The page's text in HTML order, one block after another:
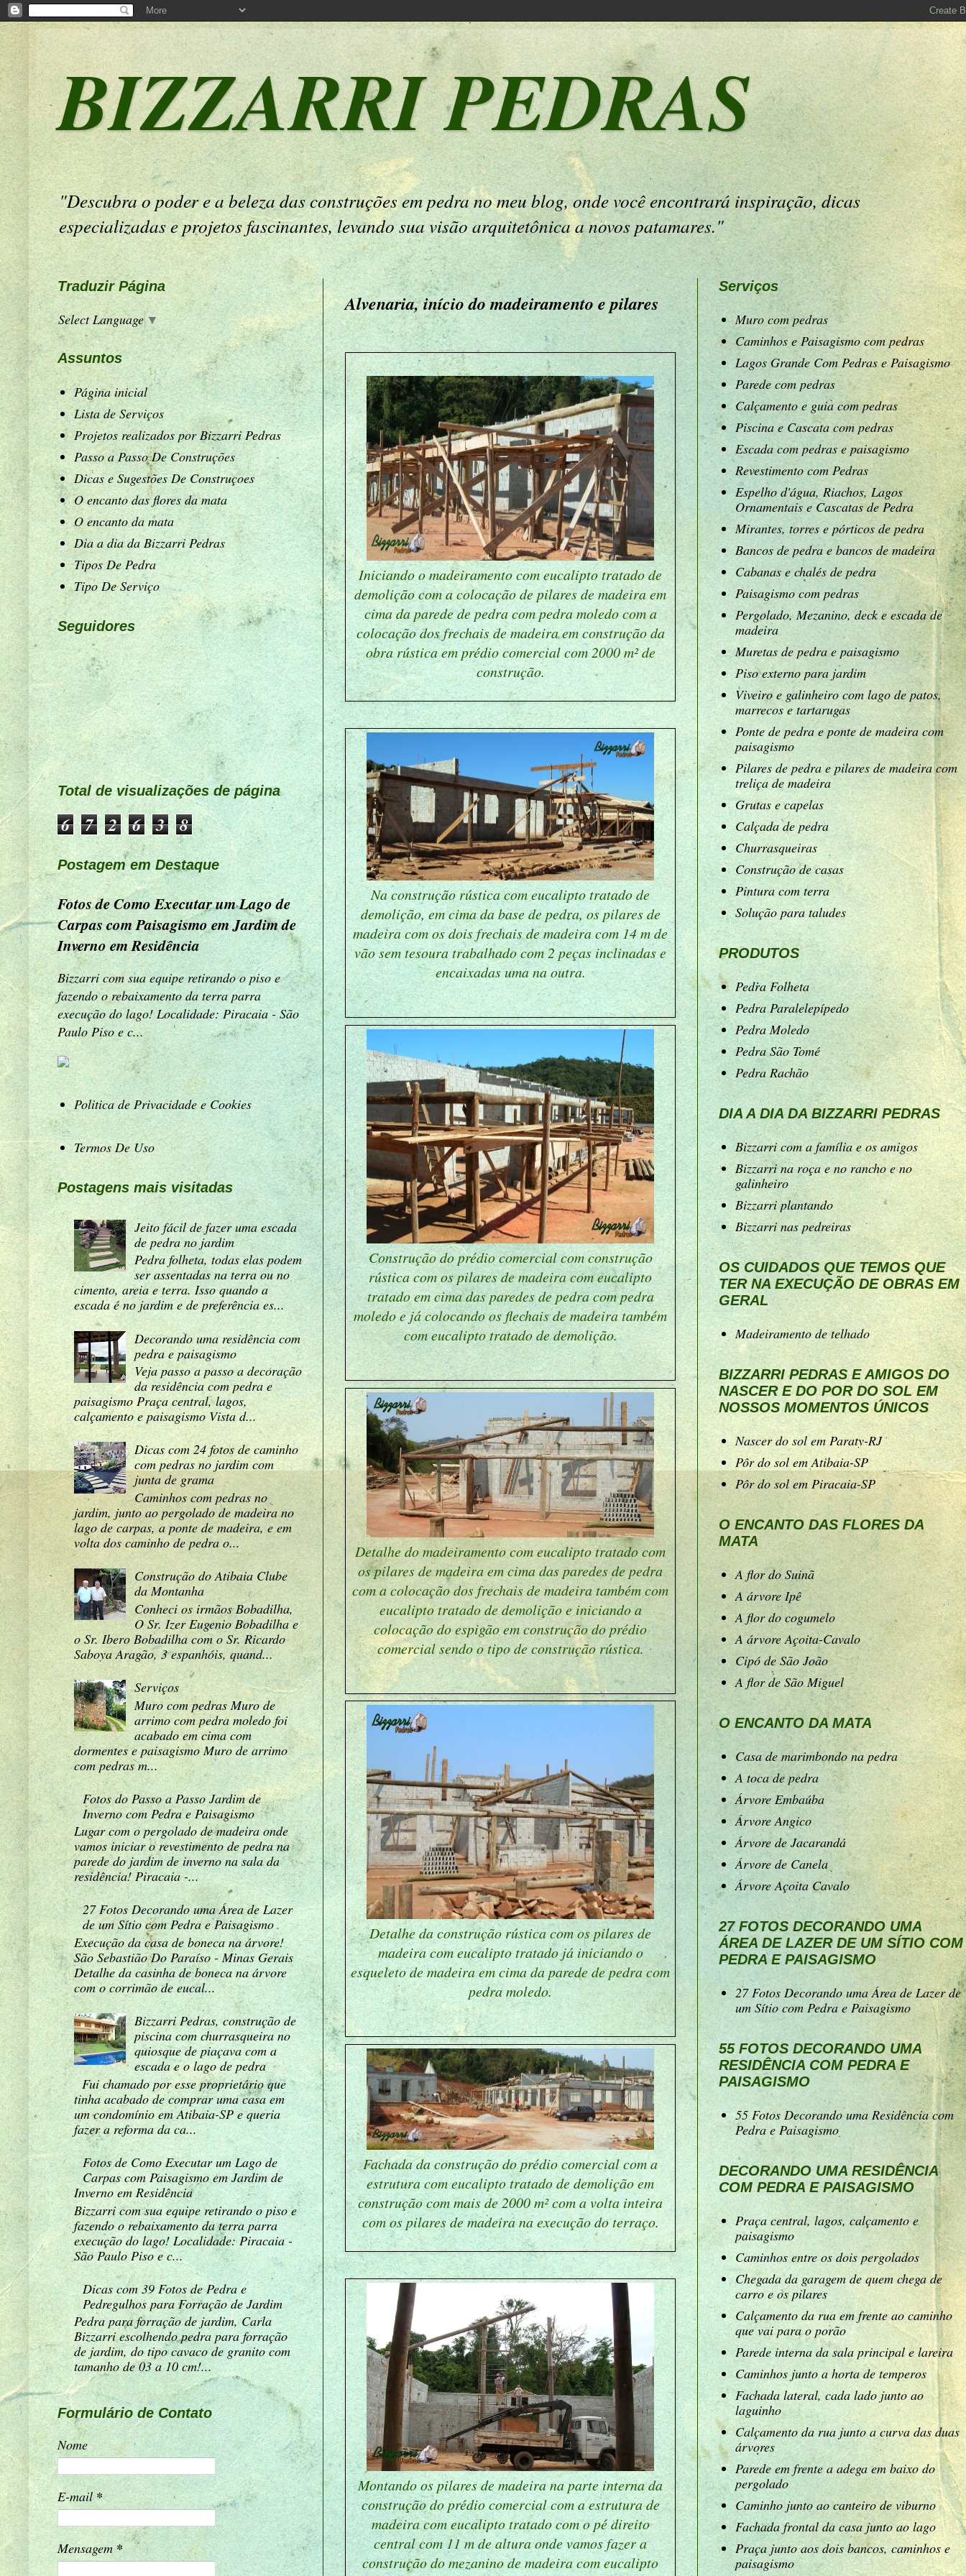
BIZZARRI PEDRAS
"Descubra o poder e a beleza das construções em pedra no meu blog, onde você encontrará inspiração, dicas
especializadas e projetos fascinantes, levando sua visão arquitetônica a novos patamares."
Alvenaria, início do madeiramento e pilares
Iniciando o madeiramento com eucalipto tratado de
demolição com a colocação de pilares de madeira em
cima da parede de pedra com pedra moledo com a
colocação dos frechais de madeira em construção da
obra rústica em prédio comercial com 2000 m² de
construção.
Na construção rústica com eucalipto tratado de
demolição, em cima da base de pedra, os pilares de
madeira com os dois frechais de madeira com 14 m de
vão sem tesoura trabalhado com 2 peças inclinadas e
encaixadas uma na outra.
Construção do prédio comercial com construção
rústica com os pilares de madeira com eucalipto
tratado em cima das paredes de pedra com pedra
moledo e já colocando os flechais de madeira também
com eucalipto tratado de demolição.
Detalhe do madeiramento com eucalipto tratado com
os pilares de madeira em cima das paredes de pedra
com a colocação dos frechais de madeira também com
eucalipto tratado de demolição e iniciando a
colocação do espigão em construção do prédio
comercial sendo o tipo de construção rústica.
Detalhe da construção rústica com os pilares de
madeira com eucalipto tratado já iniciando o
esqueleto de madeira em cima da parede de pedra com
pedra moledo.
Fachada da construção do prédio comercial com a
estrutura com eucalipto tratado de demolição em
construção com mais de 2000 m² com a volta inteira
com os pilares de madeira na execução do terraço.
Montando os pilares de madeira na parte interna da
construção do prédio comercial com a estrutura de
madeira com eucalipto tratado com o pé direito
central com 11 m de altura onde vamos fazer a
construção do mezanino de madeira com eucalipto
Traduzir Página
Select Language▼
Assuntos
Página inicial
Lista de Serviços
Projetos realizados por Bizzarri Pedras
Passo a Passo De Construções
Dicas e Sugestões De Construçoes
O encanto das flores da mata
O encanto da mata
Dia a dia da Bizzarri Pedras
Tipos De Pedra
Tipo De Serviço
Seguidores
Total de visualizações de página
6 7 2 6 3 8
Postagem em Destaque
Fotos de Como Executar um Lago de
Carpas com Paisagismo em Jardim de
Inverno em Residência
Bizzarri com sua equipe retirando o piso e
fazendo o rebaixamento da terra parra
execução do lago! Localidade: Piracaia - São
Paulo Piso e c...
Politica de Privacidade e Cookies
Termos De Uso
Postagens mais visitadas
Jeito fácil de fazer uma escada
de pedra no jardim
Pedra folheta, todas elas podem
ser assentadas na terra ou no
cimento, areia e terra. Isso quando a
escada é no jardim e de preferência es...
Decorando uma residência com
pedra e paisagismo
Veja passo a passo a decoração
da residência com pedra e
paisagismo Praça central, lagos,
calçamento e paisagismo Vista d...
Dicas com 24 fotos de caminho
com pedras no jardim com
junta de grama
Caminhos com pedras no
jardim, junto ao pergolado de madeira no
lago de carpas, a ponte de madeira, e em
volta dos caminho de pedra o...
Construção do Atibaia Clube
da Montanha
Conheci os irmãos Bobadilha,
O Sr. Izer Eugenio Bobadilha e
o Sr. Ibero Bobadilha com o Sr. Ricardo
Saboya Aragão, 3 espanhóis, quand...
Serviços
Muro com pedras Muro de
arrimo com pedra moledo foi
acabado em cima com
dormentes e paisagismo Muro de arrimo
com pedras m...
Fotos do Passo a Passo Jardim de
Inverno com Pedra e Paisagismo
Lugar com o pergolado de madeira onde
vamos iniciar o revestimento de pedra na
parede do jardim de inverno na sala da
residência! Piracaia -...
27 Fotos Decorando uma Área de Lazer
de um Sítio com Pedra e Paisagismo
Execução da casa de boneca na árvore!
São Sebastião Do Paraíso - Minas Gerais
Detalhe da casinha de boneca na árvore
com o corrimão de eucal...
Bizzarri Pedras, construção de
piscina com churrasqueira no
quiosque de piaçava com a
escada e o lago de pedra
Fui chamado por esse proprietário que
tinha acabado de comprar uma casa em
um condomínio em Atibaia-SP e queria
fazer a reforma da ca...
Fotos de Como Executar um Lago de
Carpas com Paisagismo em Jardim de
Inverno em Residência
Bizzarri com sua equipe retirando o piso e
fazendo o rebaixamento da terra parra
execução do lago! Localidade: Piracaia -
São Paulo Piso e c...
Dicas com 39 Fotos de Pedra e
Pedregulhos para Forração de Jardim
Pedra para forração de jardim, Carla
Bizzarri escolhendo pedra para forração
de jardim, do tipo cavaco de granito com
tamanho de 03 a 10 cm!...
Formulário de Contato
Nome
E-mail*
Mensagem*
Serviços
Muro com pedras
Caminhos e Paisagismo com pedras
Lagos Grande Com Pedras e Paisagismo
Parede com pedras
Calçamento e guia com pedras
Piscina e Cascata com pedras
Escada com pedras e paisagismo
Revestimento com Pedras
Espelho d'água, Riachos, Lagos
Ornamentais e Cascatas de Pedra
Mirantes, torres e pórticos de pedra
Bancos de pedra e bancos de madeira
Cabanas e chalés de pedra
Paisagismo com pedras
Pergolado, Mezanino, deck e escada de
madeira
Muretas de pedra e paisagismo
Piso externo para jardim
Viveiro e galinheiro com lago de patos,
marrecos e tartarugas
Ponte de pedra e ponte de madeira com
paisagismo
Pilares de pedra e pilares de madeira com
treliça de madeira
Grutas e capelas
Calçada de pedra
Churrasqueiras
Construção de casas
Pintura com terra
Solução para taludes
PRODUTOS
Pedra Folheta
Pedra Paralelepípedo
Pedra Moledo
Pedra São Tomé
Pedra Rachão
DIA A DIA DA BIZZARRI PEDRAS
Bizzarri com a família e os amigos
Bizzarri na roça e no rancho e no
galinheiro
Bizzarri plantando
Bizzarri nas pedreiras
OS CUIDADOS QUE TEMOS QUE
TER NA EXECUÇÃO DE OBRAS EM
GERAL
Madeiramento de telhado
BIZZARRI PEDRAS E AMIGOS DO
NASCER E DO POR DO SOL EM
NOSSOS MOMENTOS ÚNICOS
Nascer do sol em Paraty-RJ
Pôr do sol em Atibaia-SP
Pôr do sol em Piracaia-SP
O ENCANTO DAS FLORES DA
MATA
A flor do Suinã
A árvore Ipê
A flor do cogumelo
A árvore Açoita-Cavalo
Cipó de São João
A flor de São Miguel
O ENCANTO DA MATA
Casa de marimbondo na pedra
A toca de pedra
Árvore Embaúba
Árvore Angico
Árvore de Jacarandá
Árvore de Canela
Árvore Açoita Cavalo
27 FOTOS DECORANDO UMA
ÁREA DE LAZER DE UM SÍTIO COM
PEDRA E PAISAGISMO
27 Fotos Decorando uma Área de Lazer de
um Sítio com Pedra e Paisagismo
55 FOTOS DECORANDO UMA
RESIDÊNCIA COM PEDRA E
PAISAGISMO
55 Fotos Decorando uma Residência com
Pedra e Paisagismo
DECORANDO UMA RESIDÊNCIA
COM PEDRA E PAISAGISMO
Praça central, lagos, calçamento e
paisagismo
Caminhos entre os dois pergolados
Chegada da garagem de quem chega de
carro e os pilares
Calçamento da rua em frente ao caminho
que vai para o porão
Parede interna da sala principal e lareira
Caminhos junto a horta de temperos
Fachada lateral, cada lado junto ao
laguinho
Calçamento da rua junto a curva das duas
árvores
Parede em frente a adega em baixo do
pergolado
Caminho junto ao canteiro de viburno
Fachada frontal da casa junto ao lago
Praça junto aos dois bancos, caminhos e
paisagismo